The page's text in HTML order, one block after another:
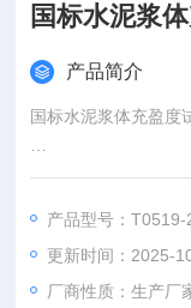
国标水泥浆
产品简介
国标水泥浆体充盈度
本方法适用于通用硅
产品型号：T0519-
更新时间：2025-
厂商性质：生产厂